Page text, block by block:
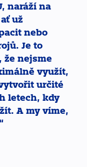
naráží na
už
nebo
Je to
že nejsme
využít,
určité
letech, kdy
A my víme,